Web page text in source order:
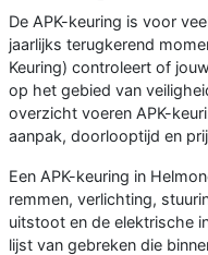
De APK-keuring is voor
jaarlijks terugkerend
Keuring) controleert of
op het gebied van
overzicht voeren APK-
aanpak, doorlooptijd en
Een APK-keuring in
remmen, verlichting,
uitstoot en de elektrische
lijst van gebreken die